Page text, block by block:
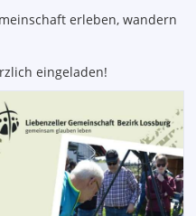
erleben, wandern
eingeladen!